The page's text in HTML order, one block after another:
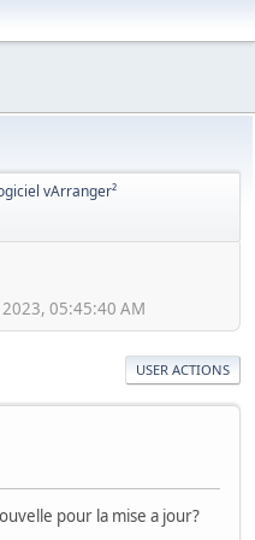
vArranger²
05:45:40 AM
USER ACTIONS
pour la mise a jour?